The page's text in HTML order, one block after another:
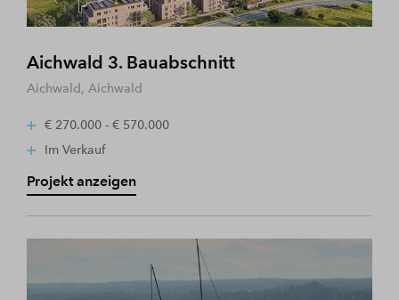
Aichwald 3. Bauabschnitt
Aichwald, Aichwald
€ 270.000 - € 570.000
Im Verkauf
Projekt anzeigen